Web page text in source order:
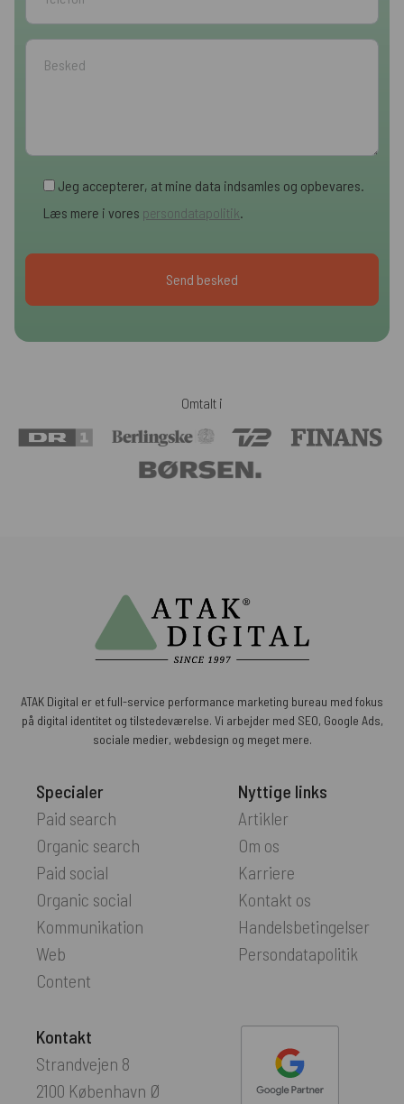
Jeg accepterer, at mine data indsamles og opbevares.
Læs mere i vores persondatapolitik.
Omtalt i
ATAK Digital er et full-service performance marketing bureau med fokus
på digital identitet og tilstedeværelse. Vi arbejder med SEO, Google Ads,
sociale medier, webdesign og meget mere.
Kontakt
Strandvejen 8
2100 København Ø
Specialer
Paid search
Organic search
Paid social
Organic social
Kommunikation
Web
Content
Nyttige links
Artikler
Om os
Karriere
Kontakt os
Handelsbetingelser
Persondatapolitik